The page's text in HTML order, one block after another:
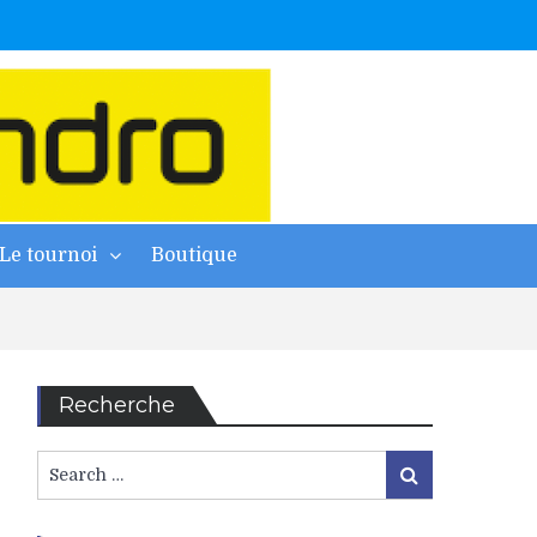
Le tournoi Boutique
Recherche
for:
Search